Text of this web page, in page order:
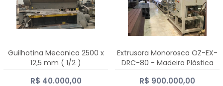
Guilhotina Mecanica 2500 x
12,5 mm ( 1/2 )
R$ 40.000,00
Extrusora Monorosca OZ-EX-
DRC-80 - Madeira Plástica
R$ 900.000,00